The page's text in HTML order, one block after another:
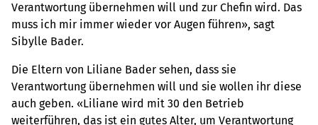
Verantwortung übernehmen will und zur Chefin wird. Das
muss ich mir immer wieder vor Augen führen», sagt
Sibylle Bader.
Die Eltern von Liliane Bader sehen, dass sie
Verantwortung übernehmen will und sie wollen ihr diese
auch geben. «Liliane wird mit 30 den Betrieb
weiterführen, das ist ein gutes Alter, um Verantwortung